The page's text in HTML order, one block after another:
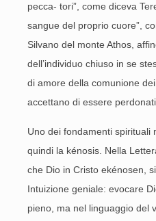
pecca- tori”, come diceva
sangue del proprio cuore”,
Silvano del monte Athos,
dell’individuo chiuso in se
di amore della comunione
accettano di essere perdonati.
Uno dei fondamenti spirituali
quindi la kénosis. Nella
che Dio in Cristo ekénosen,
Intuizione geniale: evocare
pieno, ma nel linguaggio del